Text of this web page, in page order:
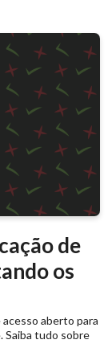
de
os
aberto para
Saiba tudo sobre